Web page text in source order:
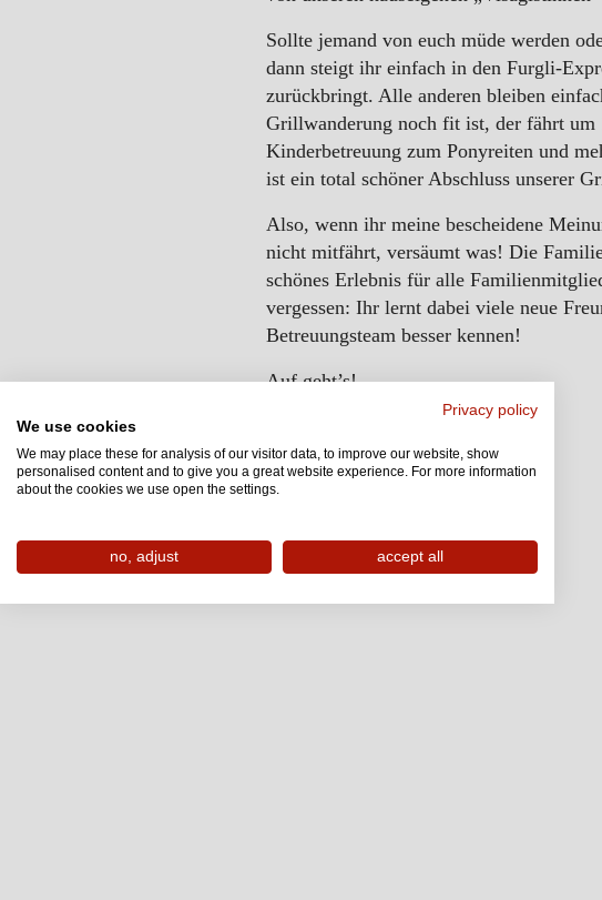
Sollte jemand von euch müde werden
dann steigt ihr einfach in den Furgli-
zurückbringt. Alle anderen bleiben
Grillwanderung noch fit ist, der fährt um
Kinderbetreuung zum Ponyreiten und
ist ein total schöner Abschluss unserer
Also, wenn ihr meine bescheidene
nicht mitfährt, versäumt was! Die
schönes Erlebnis für alle
vergessen: Ihr lernt dabei viele neue
Betreuungsteam besser kennen!
Auf geht’s!
liebe Grüße
Privacy policy
We use cookies
We may place these for analysis of our visitor data, to improve our website, show
personalised content and to give you a great website experience. For more information
about the cookies we use open the settings.
no, adjust accept all